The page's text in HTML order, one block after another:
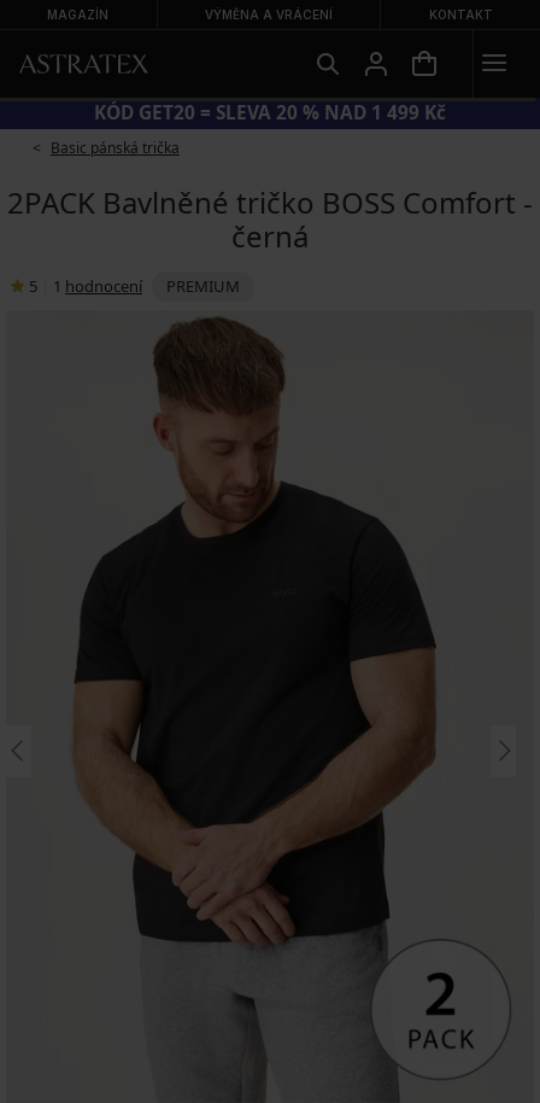
MAGAZÍN VÝMĚNA A VRÁCENÍ KONTAKT
VELKÝ LETNÍ VÝPRODEJ AŽ −70 %
Basic pánská trička
2PACK Bavlněné tričko BOSS Comfort -
černá
5 1 hodnocení PREMIUM